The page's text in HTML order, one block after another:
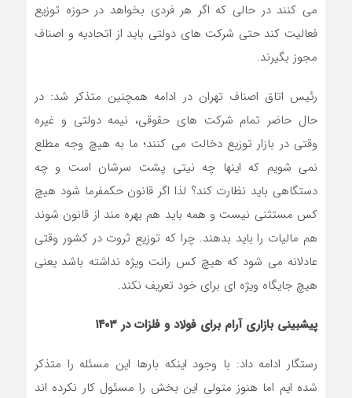
می کنند در حالی که اگر هر فردی بخواهد در حوزه توزیع
فعالیت کند حتی شرکت های دولتی باید از اتحادیه و اصناف
مجوز بگیرند.
رئیس اتاق اصناف تهران در ادامه همچنین متذکر شد: در
حال حاضر تمام شرکت های حقوقی، نیمه دولتی و غیره
وقتی در بازار توزیع دخالت می کنند؛ ما به هیچ وجه مطلع
نمی شویم که اینها چه نیتی پشت سرشان است و چه
دستگاهی باید نظارت کند؟ لذا اگر قانون حکمفرما شود هیچ
کس مستثنی نیست و همه باید هم بهره مند از قانون شوند
هم مالیات را باید بدهند. چرا که توزیع ثروت در کشور وقتی
عادلانه می شود که هیچ کس رانت ویژه نداشته باشد یعنی
هیچ جایگاه ویژه ای برای خود تعریف نکند.
پیش‎بینی بازاری آرام برای فولاد و فلزات در ۱۴۰۳
رستگار ادامه داد: با وجود اینکه بارها این مسئله را متذکر
شده ایم اما هنوز متولی این بخش را مسئول کار نکرده اند